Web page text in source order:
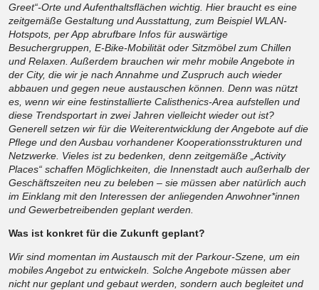
Greet“-Orte und Aufenthaltsflächen wichtig. Hier braucht es eine
zeitgemäße Gestaltung und Ausstattung, zum Beispiel WLAN-
Hotspots, per App abrufbare Infos für auswärtige
Besuchergruppen, E-Bike-Mobilität oder Sitzmöbel zum Chillen
und Relaxen. Außerdem brauchen wir mehr mobile Angebote in
der City, die wir je nach Annahme und Zuspruch auch wieder
abbauen und gegen neue austauschen können. Denn was nützt
es, wenn wir eine festinstallierte Calisthenics-Area aufstellen und
diese Trendsportart in zwei Jahren vielleicht wieder out ist?
Generell setzen wir für die Weiterentwicklung der Angebote auf die
Pflege und den Ausbau vorhandener Kooperationsstrukturen und
Netzwerke. Vieles ist zu bedenken, denn zeitgemäße „Activity
Places“ schaffen Möglichkeiten, die Innenstadt auch außerhalb der
Geschäftszeiten neu zu beleben – sie müssen aber natürlich auch
im Einklang mit den Interessen der anliegenden Anwohner*innen
und Gewerbetreibenden geplant werden.
Was ist konkret für die Zukunft geplant?
Wir sind momentan im Austausch mit der Parkour-Szene, um ein
mobiles Angebot zu entwickeln. Solche Angebote müssen aber
nicht nur geplant und gebaut werden, sondern auch begleitet und